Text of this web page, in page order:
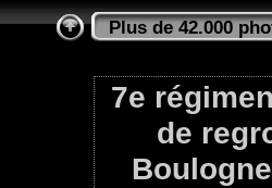
Plus de 42.000
7e
de